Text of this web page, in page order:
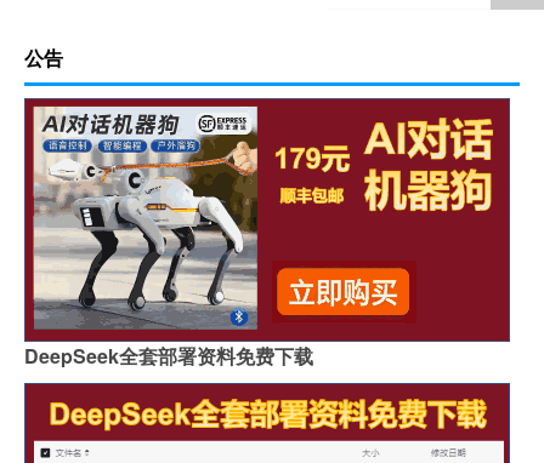
公告
DeepSeek全套部署资料免费下载